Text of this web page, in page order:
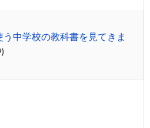
中学校の教科書を見てきま